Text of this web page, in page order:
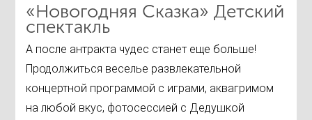
«Новогодняя Сказка» Детский
спектакль
А после антракта чудес станет еще больше!
Продолжиться веселье развлекательной
концертной программой с играми, аквагримом
на любой вкус, фотосессией с Дедушкой